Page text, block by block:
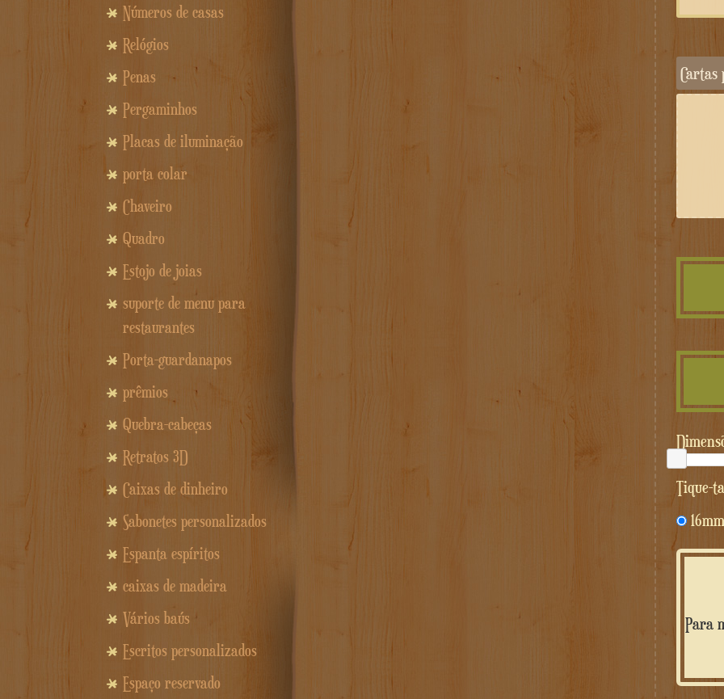
tique-
16mm
Para
Números de casas
Relógios
Penas
Pergaminhos
Placas de iluminação
porta colar
Chaveiro
Quadro
Estojo de joias
suporte de menu para
restaurantes
Porta-guardanapos
prêmios
Quebra-cabeças
Retratos 3D
Caixas de dinheiro
Sabonetes personalizados
Espanta espíritos
caixas de madeira
Vários baús
Escritos personalizados
Espaço reservado